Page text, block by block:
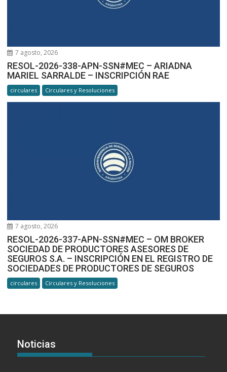
7 agosto, 2026
RESOL-2026-338-APN-SSN#MEC – ARIADNA
MARIEL SARRALDE – INSCRIPCIÓN RAE
circulares Circulares y Resoluciones
7 agosto, 2026
RESOL-2026-337-APN-SSN#MEC – OM BROKER
SOCIEDAD DE PRODUCTORES ASESORES DE
SEGUROS S.A. – INSCRIPCIÓN EN EL REGISTRO DE
SOCIEDADES DE PRODUCTORES DE SEGUROS
circulares Circulares y Resoluciones
Noticias